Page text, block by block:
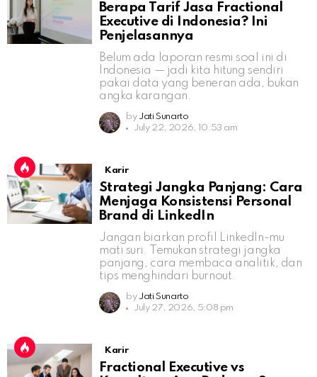
Berapa Tarif Jasa Fractional
Executive di Indonesia? Ini
Penjelasannya
Belum ada laporan resmi soal ini di
Indonesia — jadi kita hitung sendiri
pakai data yang beneran ada, bukan
angka karangan.
by Jati Sunarto
July 22, 2026, 10:53 am
Karir
Strategi Jangka Panjang: Cara
Menjaga Konsistensi Personal
Brand di LinkedIn
Jangan biarkan profil LinkedIn-mu
mati suri. Temukan strategi jangka
panjang, cara membaca analitik, dan
tips menghindari burnout.
by Jati Sunarto
July 27, 2026, 5:08 pm
Karir
Fractional Executive vs